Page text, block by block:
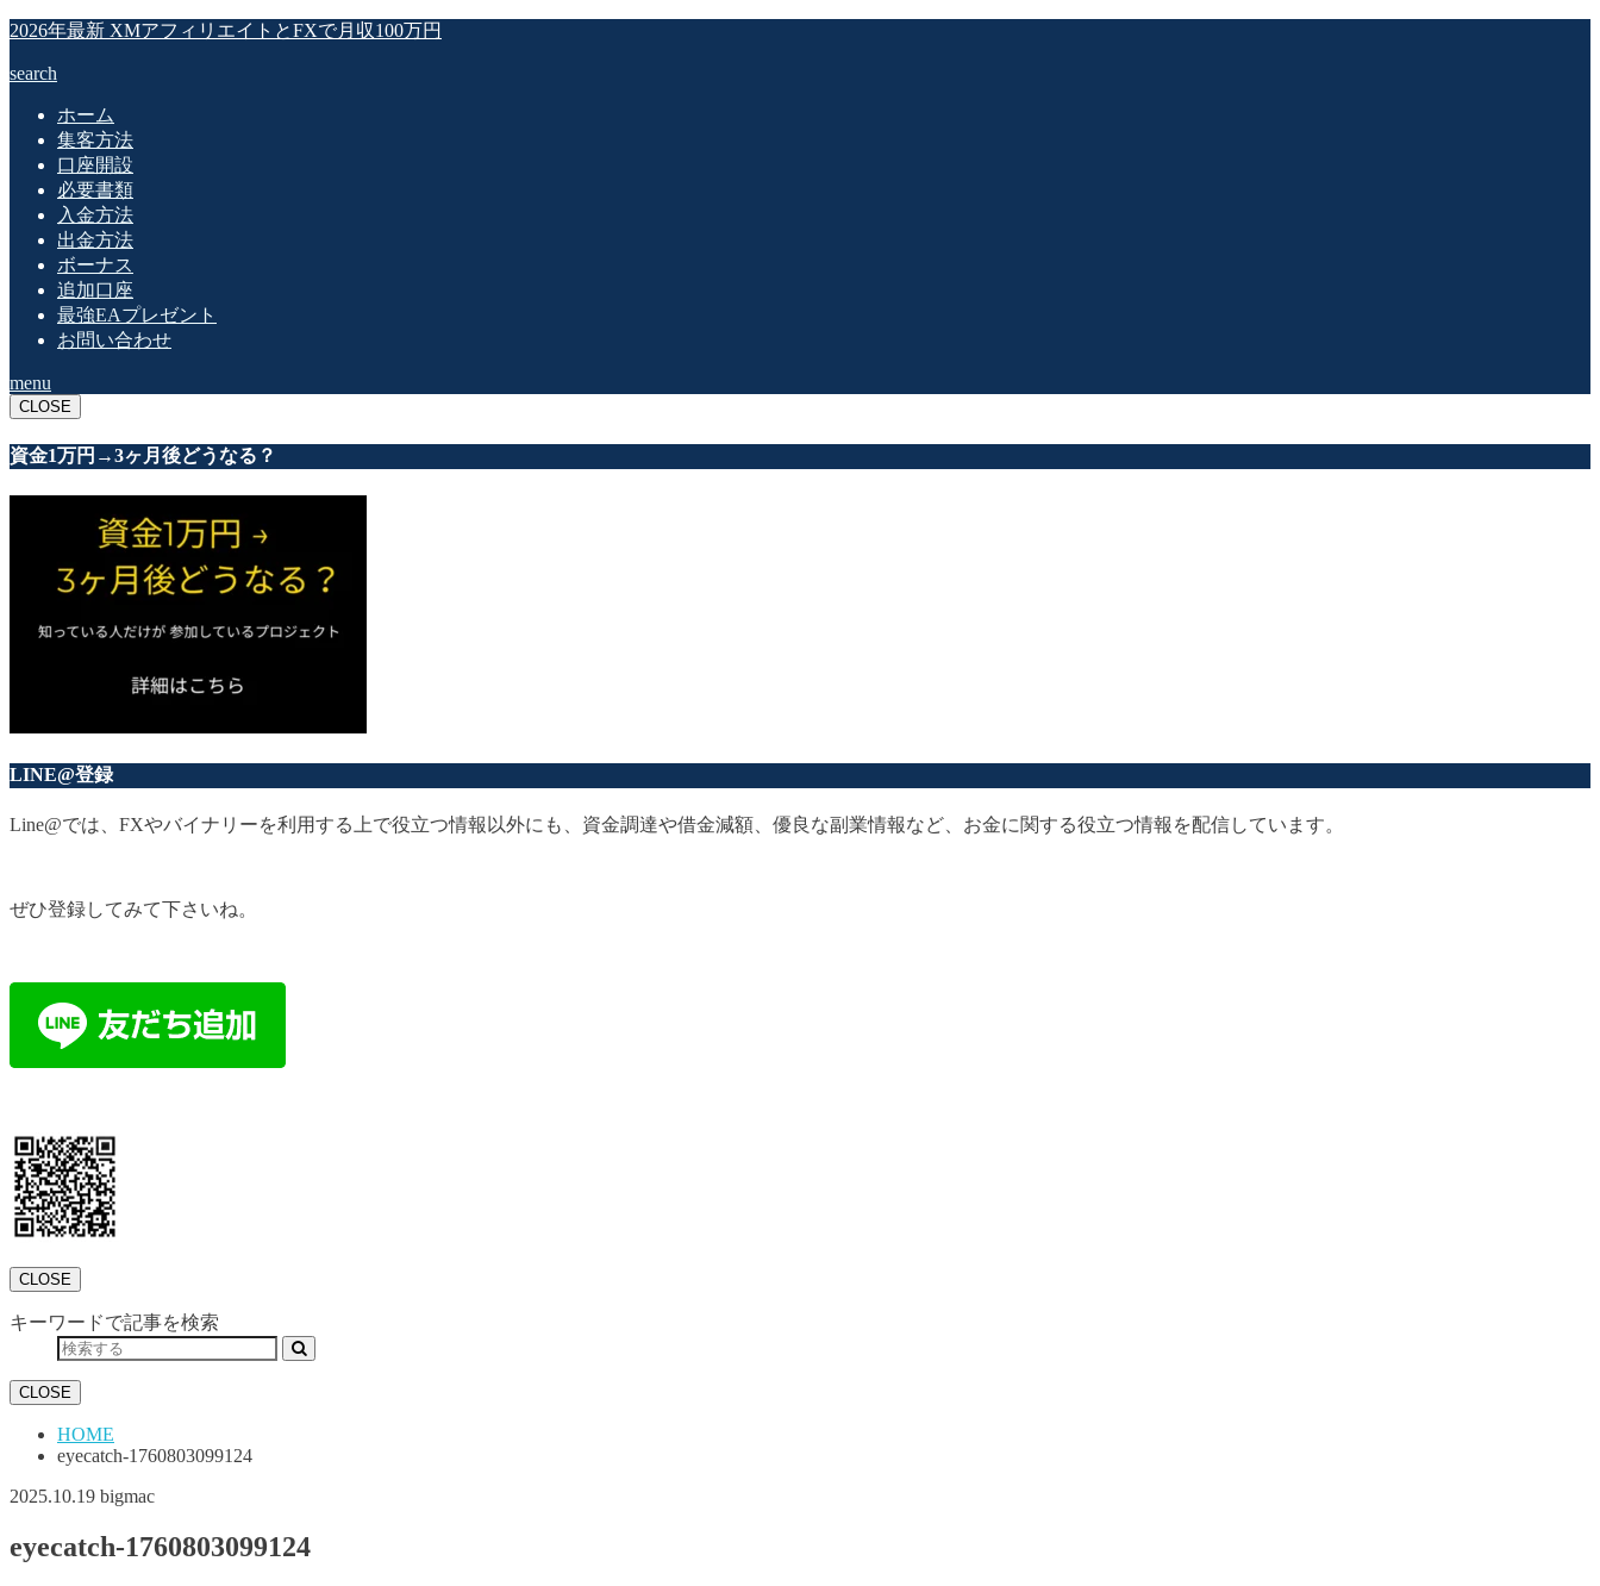
2026年最新 XMアフィリエイトとFXで月収100万円
search
ホーム
集客方法
口座開設
必要書類
入金方法
出金方法
ボーナス
追加口座
最強EAプレゼント
お問い合わせ
menu
CLOSE
資金1万円→3ヶ月後どうなる？
LINE@登録
Line@では、FXやバイナリーを利用する上で役立つ情報以外にも、資金調達や借金減額、優良な副業情報など、お金に関する役立つ情報を配信しています。
ぜひ登録してみて下さいね。
CLOSE
キーワードで記事を検索
CLOSE
HOME
eyecatch-1760803099124
2025.10.19 bigmac
eyecatch-1760803099124